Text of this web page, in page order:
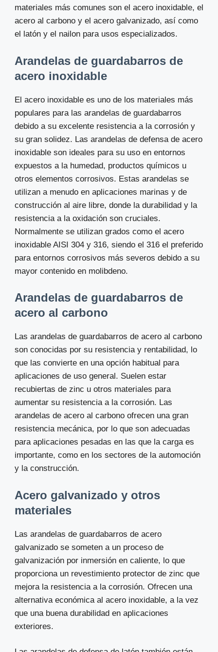
materiales más comunes son el acero inoxidable, el
acero al carbono y el acero galvanizado, así como
el latón y el nailon para usos especializados.
Arandelas de guardabarros de
acero inoxidable
El acero inoxidable es uno de los materiales más
populares para las arandelas de guardabarros
debido a su excelente resistencia a la corrosión y
su gran solidez. Las arandelas de defensa de acero
inoxidable son ideales para su uso en entornos
expuestos a la humedad, productos químicos u
otros elementos corrosivos. Estas arandelas se
utilizan a menudo en aplicaciones marinas y de
construcción al aire libre, donde la durabilidad y la
resistencia a la oxidación son cruciales.
Normalmente se utilizan grados como el acero
inoxidable AISI 304 y 316, siendo el 316 el preferido
para entornos corrosivos más severos debido a su
mayor contenido en molibdeno.
Arandelas de guardabarros de
acero al carbono
Las arandelas de guardabarros de acero al carbono
son conocidas por su resistencia y rentabilidad, lo
que las convierte en una opción habitual para
aplicaciones de uso general. Suelen estar
recubiertas de zinc u otros materiales para
aumentar su resistencia a la corrosión. Las
arandelas de acero al carbono ofrecen una gran
resistencia mecánica, por lo que son adecuadas
para aplicaciones pesadas en las que la carga es
importante, como en los sectores de la automoción
y la construcción.
Acero galvanizado y otros
materiales
Las arandelas de guardabarros de acero
galvanizado se someten a un proceso de
galvanización por inmersión en caliente, lo que
proporciona un revestimiento protector de zinc que
mejora la resistencia a la corrosión. Ofrecen una
alternativa económica al acero inoxidable, a la vez
que una buena durabilidad en aplicaciones
exteriores.